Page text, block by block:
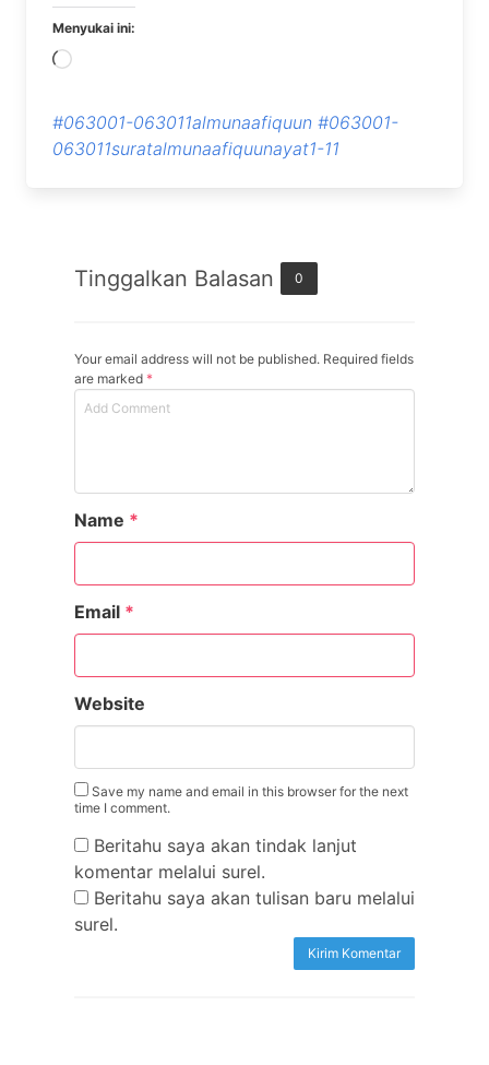
Menyukai ini:
Memuat...
#063001-063011almunaafiquun #063001-
063011suratalmunaafiquunayat1-11
Tinggalkan Balasan 0
Your email address will not be published. Required fields
are marked *
Name *
Email *
Website
Save my name and email in this browser for the next
time I comment.
Beritahu saya akan tindak lanjut
komentar melalui surel.
Beritahu saya akan tulisan baru melalui
surel.